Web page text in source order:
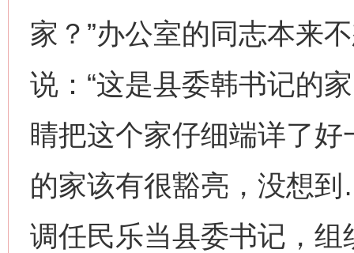
家？”办公室的同志本来
说：“这是县委韩书记的
睛把这个家仔细端详了
的家该有很豁亮，没想
调任民乐当县委书记，